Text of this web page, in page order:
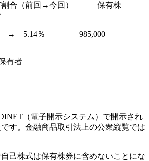
割合（前回→今回） 保有株
→ 5.14％ 985,000
有者
（電子開示システム）で開示され
す。金融商品取引法上の公衆縦覧では
己株式は保有株券に含めないことにな